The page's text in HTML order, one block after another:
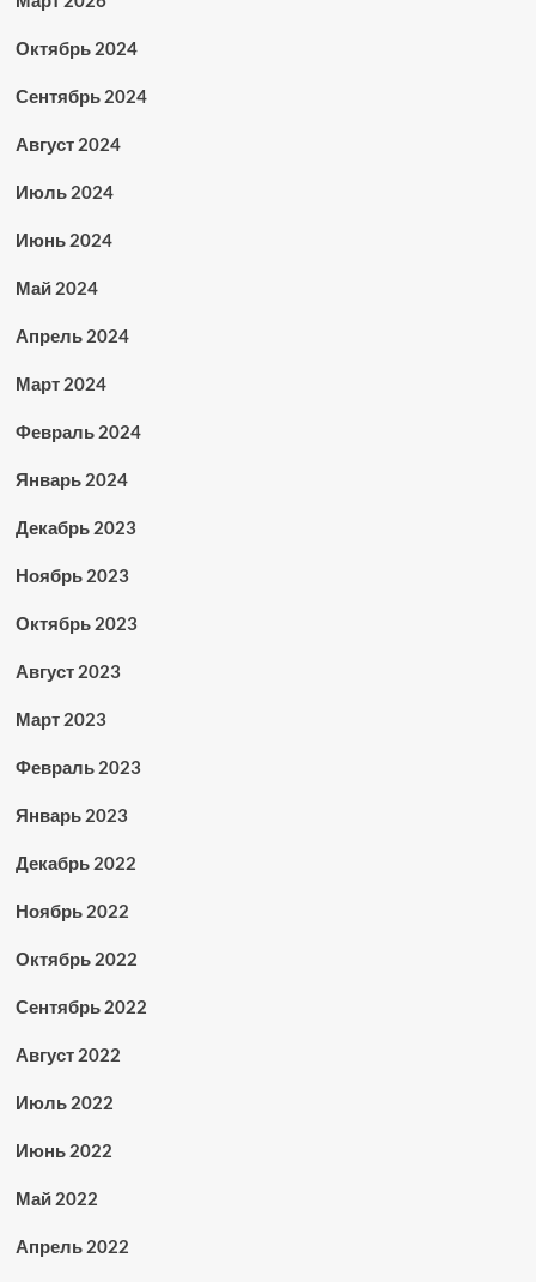
Октябрь 2024
Сентябрь 2024
Август 2024
Июль 2024
Июнь 2024
Май 2024
Апрель 2024
Март 2024
Февраль 2024
Январь 2024
Декабрь 2023
Ноябрь 2023
Октябрь 2023
Август 2023
Март 2023
Февраль 2023
Январь 2023
Декабрь 2022
Ноябрь 2022
Октябрь 2022
Сентябрь 2022
Август 2022
Июль 2022
Июнь 2022
Май 2022
Апрель 2022